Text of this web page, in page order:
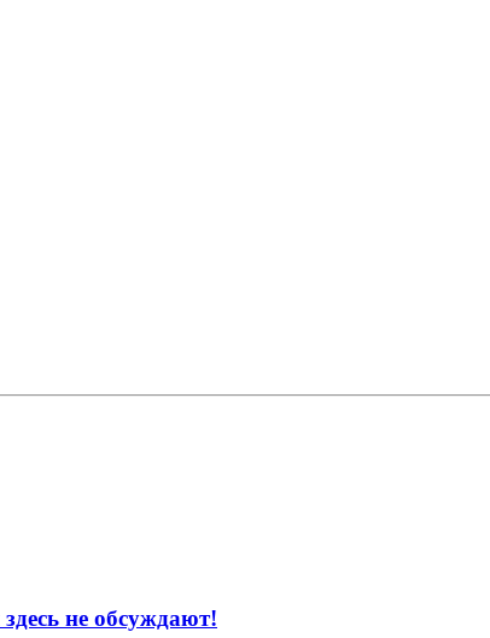
не обсуждают!